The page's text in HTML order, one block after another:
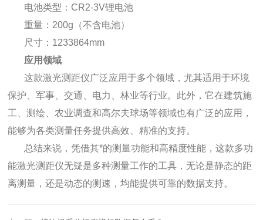
电池类型：CR2-3V锂电池
重量：200g（不含电池）
尺寸：1233864mm
应用领域
这款激光测距仪广泛应用于多个领域，尤其适用于环境
保护、军事、交通、电力、林业等行业。此外，它在建筑施
工、测绘、农业调查和高尔夫球场等领域也有广泛的应用，
能够为各类测量任务提供高效、精准的支持。
总结来说，凭借其*的测量功能和高精度性能，这款多功
能激光测距仪无疑是多种测量工作的工具，无论是静态的距
离测量，还是动态的测速，均能提供可靠的数据支持。